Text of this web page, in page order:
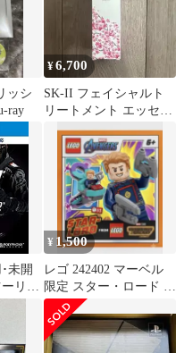
ッシ
ray
¥6,700
SK-II フェイシャルト
リートメント エッセン
ス桜デザイン限定ボト
未開
リス
ドエ
購入
ーパ
¥ 1,500
レゴ 242402 マーベル
限定 スター・ロード 紙
パック